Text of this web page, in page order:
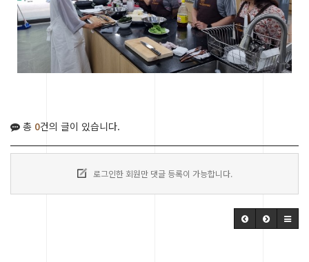
총 0건의 글이 있습니다.
로그인한 회원만 댓글 등록이 가능합니다.